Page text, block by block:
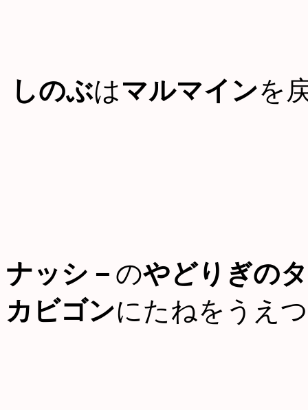
しのぶはマルマインを
ナッシ－ のやどりぎの
カビゴンにたねをうえ